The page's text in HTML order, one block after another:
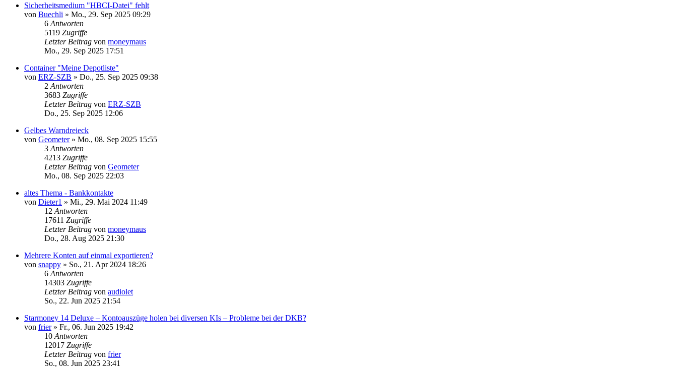
Sicherheitsmedium "HBCI-Datei" fehlt
von Buechli » Mo., 29. Sep 2025 09:29
6 Antworten
5119 Zugriffe
Letzter Beitrag von moneymaus
Mo., 29. Sep 2025 17:51
Container "Meine Depotliste"
von ERZ-SZB » Do., 25. Sep 2025 09:38
2 Antworten
3683 Zugriffe
Letzter Beitrag von ERZ-SZB
Do., 25. Sep 2025 12:06
Gelbes Warndreieck
von Geometer» Mo., 08. Sep 2025 15:55
3 Antworten
4213 Zugriffe
Letzter Beitrag von Geometer
Mo., 08. Sep 2025 22:03
altes Thema - Bankkontakte
von Dieter1 » Mi., 29. Mai 2024 11:49
12 Antworten
17611 Zugriffe
Letzter Beitrag von moneymaus
Do., 28. Aug 2025 21:30
Mehrere Konten auf einmal exportieren?
von snappy » So., 21. Apr 2024 18:26
6 Antworten
14303 Zugriffe
Letzter Beitrag von audiolet
So., 22. Jun 2025 21:54
Starmoney 14 Deluxe – Kontoauszüge holen bei diversen KIs – Probleme bei der DKB?
von frier» Fr., 06. Jun 2025 19:42
10 Antworten
12017 Zugriffe
Letzter Beitrag von frier
So., 08. Jun 2025 23:41